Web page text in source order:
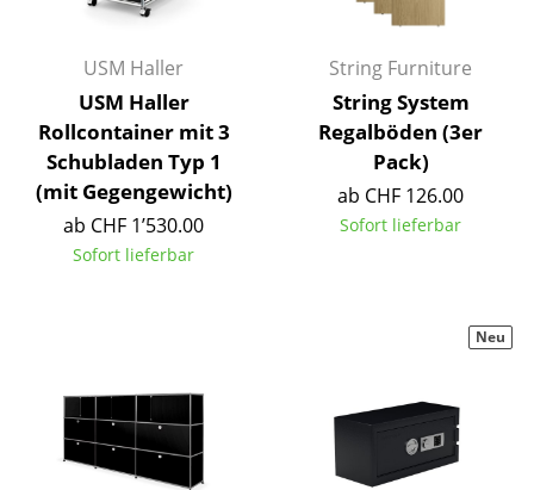
Betten
Doppelbetten
Einzelbetten
Stapelbetten
... alle Betten
Accessoires
USM Haller
USM Haller
Rollcontainer mit 3
Schubladen Typ 1
(mit Gegengewicht)
ab CHF 1’530.00
Sofort lieferbar
String Furniture
String System
Regalböden (3er
Pack)
ab CHF 126.00
Sofort lieferbar
Neu